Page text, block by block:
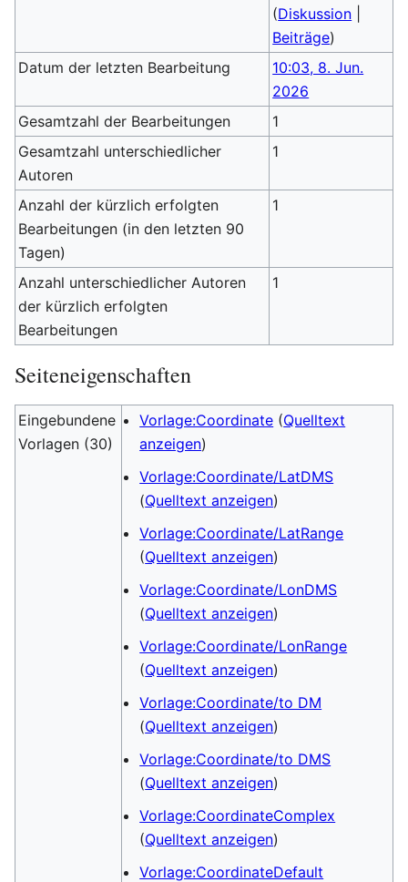
(Diskussion
Beiträge)
Datum der letzten Bearbeitung
10:03, 8. Jun.
2026
Gesamtzahl der Bearbeitungen
1
Gesamtzahl unterschiedlicher
Autoren
1
Anzahl der kürzlich erfolgten
Bearbeitungen (in den letzten 90
Tagen)
1
Anzahl unterschiedlicher Autoren
der kürzlich erfolgten
Bearbeitungen
1
Seiteneigenschaften
Eingebundene
Vorlagen (30)
Vorlage:Coordinate (Quelltext
anzeigen)
Vorlage:Coordinate/LatDMS
(Quelltext anzeigen)
Vorlage:Coordinate/LatRange
(Quelltext anzeigen)
Vorlage:Coordinate/LonDMS
(Quelltext anzeigen)
Vorlage:Coordinate/LonRange
(Quelltext anzeigen)
Vorlage:Coordinate/to DM
(Quelltext anzeigen)
Vorlage:Coordinate/to DMS
(Quelltext anzeigen)
Vorlage:CoordinateComplex
(Quelltext anzeigen)
Vorlage:CoordinateDefault